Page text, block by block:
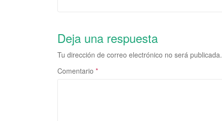
Deja una respuesta
Tu dirección de correo electrónico no será publicada.
Comentario *